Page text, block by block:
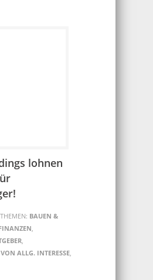
lohnen
THEMEN: BAUEN &
,
,
VON ALLG. INTERESSE,